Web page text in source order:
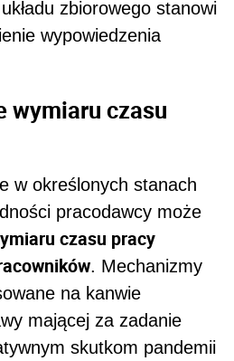
zbiorowego stanowi
wypowiedzenia
wymiaru czasu
w określonych stanach
pracodawcy może
czasu pracy
. Mechanizmy
na kanwie
mającej za zadanie
skutkom pandemii